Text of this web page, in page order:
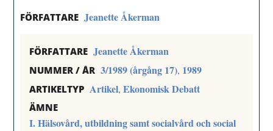
FÖRFATTARE Jeanette Åkerman
FÖRFATTARE Jeanette Åkerman
NUMMER / ÅR 3/1989 (årgång 17), 1989
ARTIKELTYP Artikel,Ekonomisk Debatt
ÄMNE
I. Hälsovård, utbildning samt socialvård och social